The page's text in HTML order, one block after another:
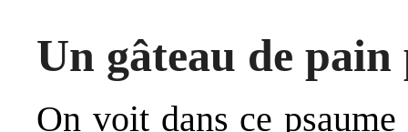
Un gâteau de
On voit dans ce